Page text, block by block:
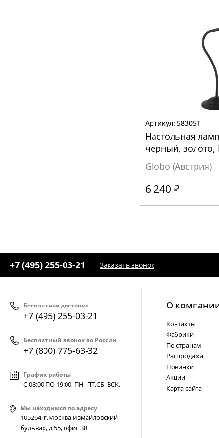
58305T
Настольная
черный, золото,
Globo (Австрия)
6 240 ₽
+7 (495) 255-03-21 Заказать звонок
Бесплатная доставка
+7 (495) 255-03-21
Бесплатный звонок по России
+7 (800) 775-63-32
График работы
С 08:00 ПО 19:00, ПН- ПТ,СБ, ВСК.
Мы находимся по адресу
105264, г.Москва,Измайловский
бульвар, д.55, офис 38
О
Контакты
Фабрики
По странам
Распродажа
Новинки
Акции
Карта сайта